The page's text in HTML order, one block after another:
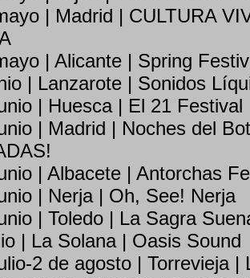
| Madrid | CULTURA
| Alicante | Spring
| Lanzarote | Sonidos
| Huesca | El 21 Festival
| Madrid | Noches del
| Albacete | Antorchas
| Nerja | Oh, See! Nerja
| Toledo | La Sagra
| La Solana | Oasis Sound
2 de agosto | Torrevieja |